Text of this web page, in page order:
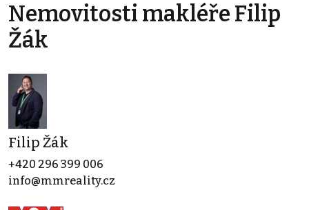
Nemovitosti makléře Filip
Žák
Filip Žák
+420 296 399 006
info@mmreality.cz